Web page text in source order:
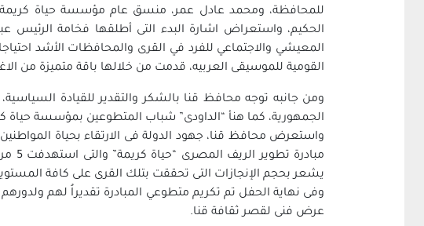
للمحافظة، ومحمد عادل عمر، منسق عام مؤسسة حياة كريمة
الحكيم، واستعراض اشارة البدء التى أطلقها فخامة
القومية للموسيقى العربيه، قدمت من خلالها باقة متميزة من
ومن جانبه توجه محافظ قنا بالشكر والتقدير للقيادة
الجمهورية، كما هنأ “الداودى” شباب المتطوعين بمؤسسة حياة
واستعرض محافظ قنا، جهود الدولة فى الارتقاء بحياة
يشعر بحجم الإنجازات التى تحققت بتلك القرى على كافة
وفى نهاية الحفل تم تكريم متطوعي المبادرة تقديراُ لهم
عرض فنى لقصر ثقافة قنا.